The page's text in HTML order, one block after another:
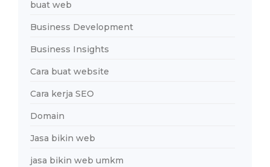
buat web
Business Development
Business Insights
Cara buat website
Cara kerja SEO
Domain
Jasa bikin web
jasa bikin web umkm